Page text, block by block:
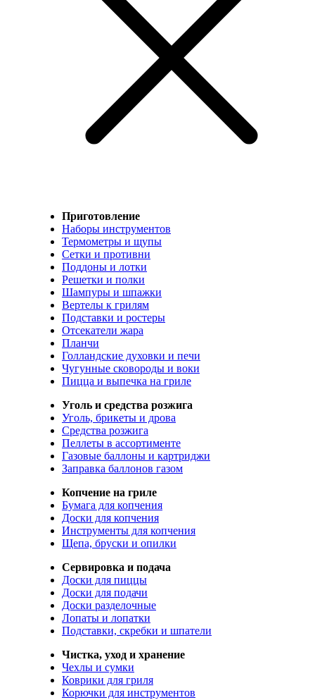
Приготовление
Наборы инструментов
Термометры и щупы
Сетки и противни
Поддоны и лотки
Решетки и полки
Шампуры и шпажки
Вертелы к грилям
Подставки и ростеры
Отсекатели жара
Планчи
Голландские духовки и печи
Чугунные сковороды и воки
Пицца и выпечка на гриле
Уголь и средства розжига
Уголь, брикеты и дрова
Средства розжига
Пеллеты в ассортименте
Газовые баллоны и картриджи
Заправка баллонов газом
Копчение на гриле
Бумага для копчения
Доски для копчения
Инструменты для копчения
Щепа, бруски и опилки
Сервировка и подача
Доски для пиццы
Доски для подачи
Доски разделочные
Лопаты и лопатки
Подставки, скребки и шпатели
Чистка, уход и хранение
Чехлы и сумки
Коврики для гриля
Корючки для инструментов